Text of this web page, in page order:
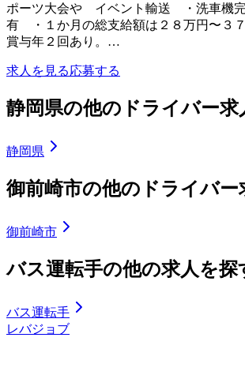
ポーツ大会や イベント輸送 ・洗車機
有 ・１か月の総支給額は２８万円〜３
賞与年２回あり。…
求人を見る応募する
静岡県の他のドライバー求
静岡県
御前崎市の他のドライバー
御前崎市
バス運転手の他の求人を探
バス運転手
レバジョブ